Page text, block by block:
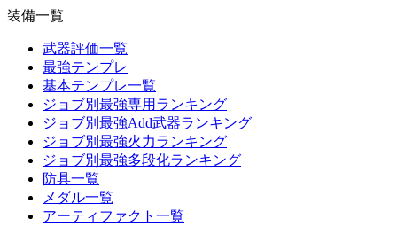
装備一覧
武器評価一覧
最強テンプレ
基本テンプレ一覧
ジョブ別最強専用ランキング
ジョブ別最強Add武器ランキング
ジョブ別最強火力ランキング
ジョブ別最強多段化ランキング
防具一覧
メダル一覧
アーティファクト一覧